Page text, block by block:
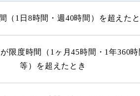
（1日8時間・週40時間）を超えた
限度時間（1ヶ月45時間・1年360時
等）を超えたとき